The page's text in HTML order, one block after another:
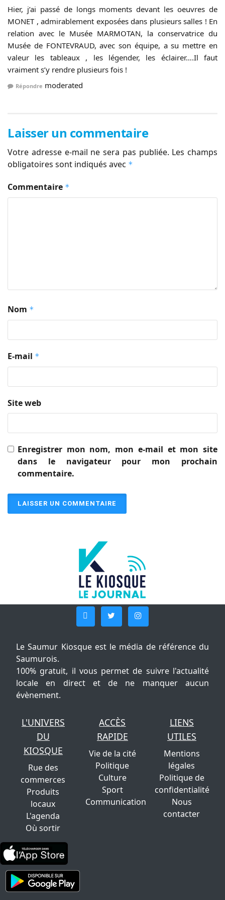
Hier, j’ai passé de longs moments devant les oeuvres de
MONET , admirablement exposées dans plusieurs salles ! En
relation avec le Musée MARMOTAN, la conservatrice du
Musée de FONTEVRAUD, avec son équipe, a su mettre en
valeur les tableaux , les légender, les éclairer….Il faut
vraiment s’y rendre plusieurs fois !
Répondre moderated
Laisser un commentaire
Votre adresse e-mail ne sera pas publiée. Les champs
obligatoires sont indiqués avec *
Commentaire *
Nom *
E-mail *
Site web
Enregistrer mon nom, mon e-mail et mon site
dans le navigateur pour mon prochain
commentaire.
Le Saumur Kiosque est le média de référence du
Saumurois.
100% gratuit, il vous permet de suivre l'actualité
locale en direct et de ne manquer aucun
évènement.
L'UNIVERS
DU
KIOSQUE
Rue des
commerces
Produits
locaux
L'agenda
Où sortir
ACCÈS
RAPIDE
Vie de la cité
Politique
Culture
Sport
Communication
LIENS
UTILES
Mentions
légales
Politique de
confidentialité
Nous
contacter